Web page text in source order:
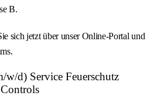
B.
sich jetzt über unser Online-Portal und
w/d) Service Feuerschutz